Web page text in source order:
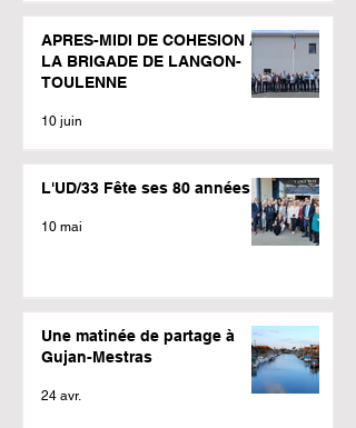
APRES-MIDI DE COHESION A
LA BRIGADE DE LANGON-
TOULENNE
10 juin
L'UD/33 Fête ses 80 années
10 mai
Une matinée de partage à
Gujan-Mestras
24 avr.